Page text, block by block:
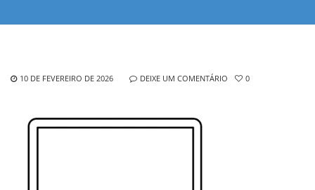
10 DE FEVEREIRO DE 2026 DEIXE UM COMENTÁRIO 0